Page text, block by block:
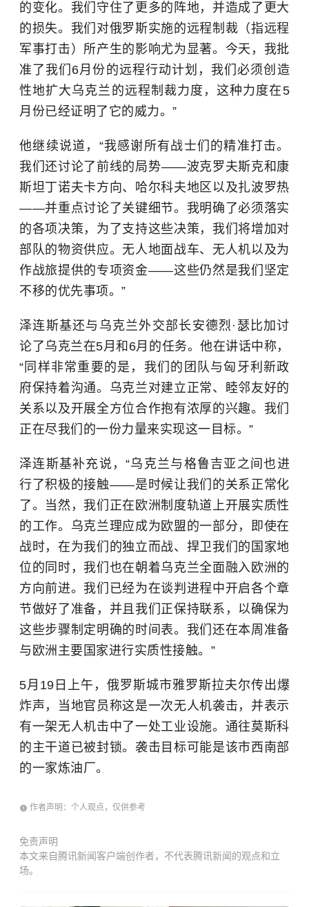
的变化。我们守住了更多的阵地，并造成了更大
的损失。我们对俄罗斯实施的远程制裁（指远程
军事打击）所产生的影响尤为显著。今天，我批
准了我们6月份的远程行动计划，我们必须创造
性地扩大乌克兰的远程制裁力度，这种力度在5
月份已经证明了它的威力。”
他继续说道，“我感谢所有战士们的精准打击。
我们还讨论了前线的局势——波克罗夫斯克和康
斯坦丁诺夫卡方向、哈尔科夫地区以及扎波罗热
——并重点讨论了关键细节。我明确了必须落实
的各项决策，为了支持这些决策，我们将增加对
部队的物资供应。无人地面战车、无人机以及为
作战旅提供的专项资金——这些仍然是我们坚定
不移的优先事项。”
泽连斯基还与乌克兰外交部长安德烈·瑟比加讨
论了乌克兰在5月和6月的任务。他在讲话中称，
“同样非常重要的是，我们的团队与匈牙利新政
府保持着沟通。乌克兰对建立正常、睦邻友好的
关系以及开展全方位合作抱有浓厚的兴趣。我们
正在尽我们的一份力量来实现这一目标。”
泽连斯基补充说，“乌克兰与 格鲁吉亚之间也进
行了积极的接触——是时候让我们的关系正常化
了。当然，我们正在欧洲制度轨道上开展实质性
的工作。乌克兰理应成为欧盟的一部分，即使在
战时，在为我们的独立而战、捍卫我们的国家地
位的同时，我们也在朝着乌克兰全面融入欧洲的
方向前进。我们已经为在谈判进程中开启各个章
节做好了准备，并且我们正保持联系，以确保为
这些步骤制定明确的时间表。我们还在本周准备
与欧洲主要国家进行实质性接触。”
5月19日上午，俄罗斯城市雅罗斯拉夫尔传出爆
炸声，当地官员称这是一次无人机袭击，并表示
有一架无人机击中了一处工业设施。通往莫斯科
的主干道已被封锁。袭击目标可能是该市西南部
的一家炼油厂。
作者声明：个人观点，仅供参考
免责声明
本文来自腾讯新闻客户端创作者，不代表腾讯新闻的观点和立
场。